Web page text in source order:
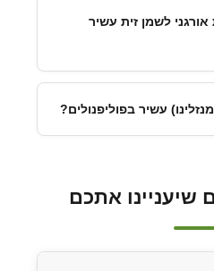
לשמן זית עשיר
עשיר בפוליפנולים?
שיעניינו אתכם